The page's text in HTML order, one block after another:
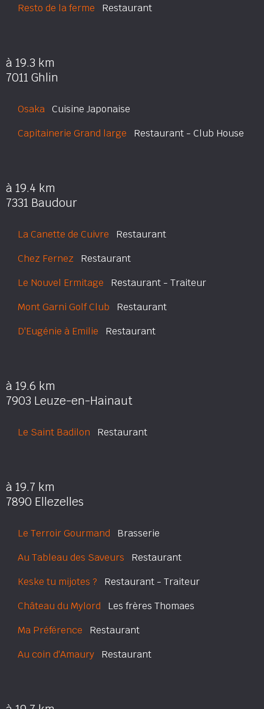
Resto de la ferme Restaurant
à 19.3 km
7011 Ghlin
Osaka Cuisine Japonaise
Capitainerie Grand large Restaurant - Club House
à 19.4 km
7331 Baudour
La Canette de Cuivre Restaurant
Chez Fernez Restaurant
Le Nouvel Ermitage Restaurant - Traiteur
Mont Garni Golf Club Restaurant
D'Eugénie à Emilie Restaurant
à 19.6 km
7903 Leuze-en-Hainaut
Le Saint Badilon Restaurant
à 19.7 km
7890 Ellezelles
Le Terroir Gourmand Brasserie
Au Tableau des Saveurs Restaurant
Keske tu mijotes ? Restaurant - Traiteur
Château du Mylord Les frères Thomaes
Ma Préférence Restaurant
Au coin d'Amaury Restaurant